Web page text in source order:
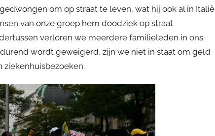
om op straat te leven, wat hij ook al in Italië
van onze groep hem doodziek op straat
verloren we meerdere familieleden in ons
wordt geweigerd, zijn we niet in staat om geld
ziekenhuisbezoeken.